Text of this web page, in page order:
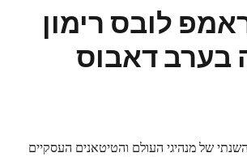
לובס רימון
בערב דאבוס
של מנהיגי העולם והטיטאנים העסקיים